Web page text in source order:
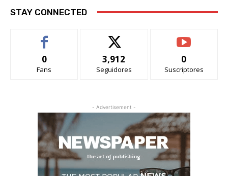
STAY CONNECTED
0
Fans
3,912
Seguidores
0
Suscriptores
- Advertisement -